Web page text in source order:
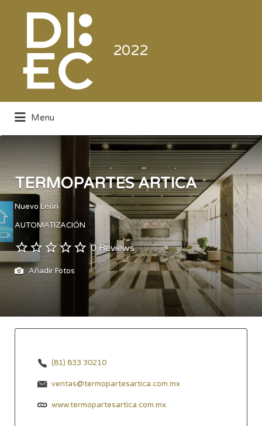
2022
Electrónica de Consumo y Comercial
Buscar
Menu
TERMOPARTES ARTICA
Nuevo León
AUTOMATIZACIÓN
0 Reviews
Añadir Fotos
(81) 833 30210
ventas@termopartesartica.com.mx
www.termopartesartica.com.mx